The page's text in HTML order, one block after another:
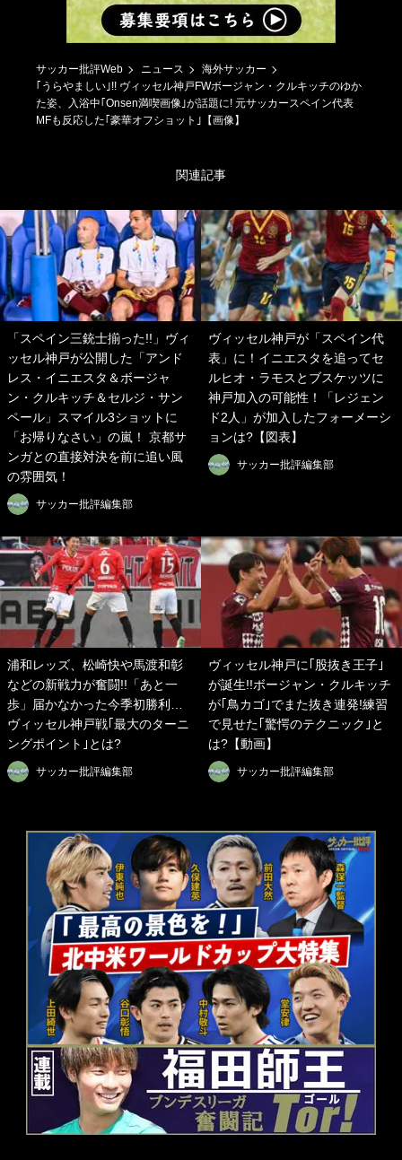
サッカー批評Web ニュース
海外サッカー
｢うらやましい｣!! ヴィッセル神戸FWボージャン・クルキッチのゆか
た姿、入浴中｢Onsen満喫画像｣が話題に! 元サッカースペイン代表
MFも反応した｢豪華オフショット｣【画像】
関連記事
「スペイン三銃士揃った!!」ヴィ
ッセル神戸が公開した「アンド
レス・イニエスタ＆ボージャ
ン・クルキッチ＆セルジ・サン
ペール」スマイル3ショットに
「お帰りなさい」の嵐！ 京都サ
ンガとの直接対決を前に追い風
の雰囲気！
サッカー批評編集部
ヴィッセル神戸が「スペイン代
表」に！イニエスタを追ってセ
ルヒオ・ラモスとブスケッツに
神戸加入の可能性！「レジェン
ド2人」が加入したフォーメーシ
ョンは?【図表】
サッカー批評編集部
浦和レッズ、松崎快や馬渡和彰
などの新戦力が奮闘!!「あと一
歩」届かなかった今季初勝利…
ヴィッセル神戸戦｢最大のターニ
ングポイント｣とは?
サッカー批評編集部
ヴィッセル神戸に｢股抜き王子｣
が誕生!!ボージャン・クルキッチ
が｢鳥カゴ｣でまた抜き連発!練習
で見せた｢驚愕のテクニック｣と
は?【動画】
サッカー批評編集部